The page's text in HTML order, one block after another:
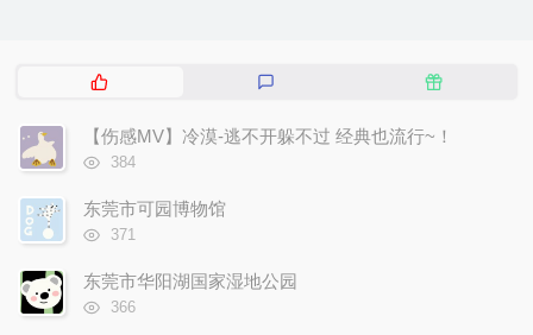
热
文
章
评
随
文
【伤感MV】冷漠-逃不开躲不过 经典也流行~！
浏
次
数:
384
东莞市可园博物馆
浏
次
数:
371
东莞市华阳湖国家湿地公园
浏
366